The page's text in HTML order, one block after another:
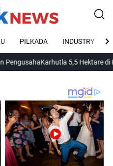
PILKADA INDUSTRY
Karhutla 5,5 Hektare di